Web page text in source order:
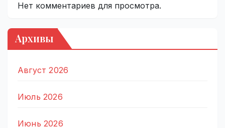
Нет комментариев для просмотра.
Архивы
Август 2026
Июль 2026
Июнь 2026